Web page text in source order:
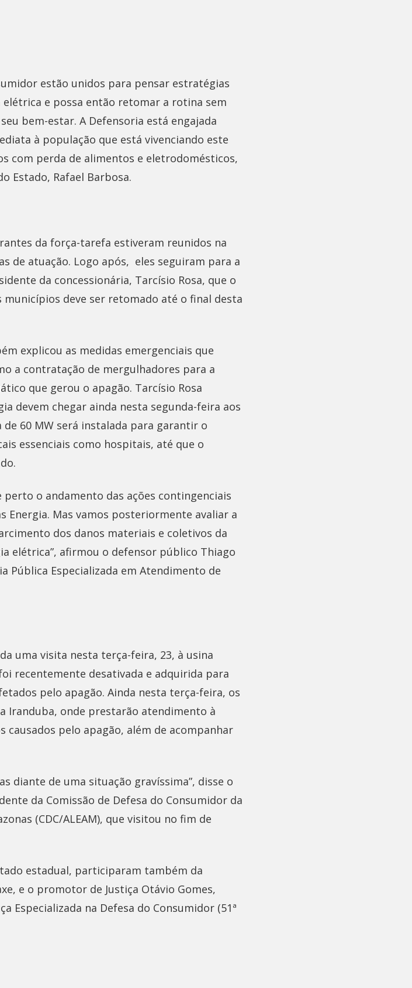
estão unidos para pensar estratégias
e possa então retomar a rotina sem
bem-estar. A Defensoria está engajada
à população que está vivenciando este
com perda de alimentos e eletrodomésticos,
Estado, Rafael Barbosa.
da força-tarefa estiveram reunidos na
de atuação. Logo após, eles seguiram para a
da concessionária, Tarcísio Rosa, que o
deve ser retomado até o final desta
explicou as medidas emergenciais que
a contratação de mergulhadores para a
que gerou o apagão. Tarcísio Rosa
devem chegar ainda nesta segunda-feira aos
60 MW será instalada para garantir o
essenciais como hospitais, até que o
o andamento das ações contingenciais
Energia. Mas vamos posteriormente avaliar a
dos danos materiais e coletivos da
elétrica”, afirmou o defensor público Thiago
Pública Especializada em Atendimento de
uma visita nesta terça-feira, 23, à usina
recentemente desativada e adquirida para
pelo apagão. Ainda nesta terça-feira, os
Iranduba, onde prestarão atendimento à
pelo apagão, além de acompanhar
diante de uma situação gravíssima”, disse o
da Comissão de Defesa do Consumidor da
(CDC/ALEAM), que visitou no fim de
estadual, participaram também da
e o promotor de Justiça Otávio Gomes,
Especializada na Defesa do Consumidor (51ª